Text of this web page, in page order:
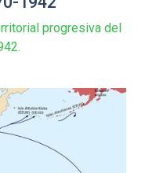
progresiva del